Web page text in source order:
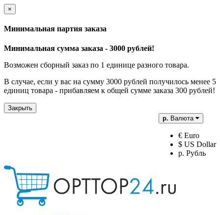
×
Минимальная партия заказа
Минимальная сумма заказа - 3000 рублей!
Возможен сборный заказ по 1 единице разного товара.
В случае, если у вас на сумму 3000 рублей получилось менее 5
единиц товара - прибавляем к общей сумме заказа 300 рублей!
Закрыть
р. Валюта
€ Euro
$ US Dollar
р. Рубль